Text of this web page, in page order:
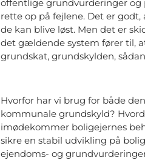
offentlige grundvurderinger og
rette op på fejlene. Det er
de kan blive løst. Men det er
det gældende system fører til,
grundskat, grundskylden,
Hvorfor har vi brug for både
kommunale grundskyld?
imødekommer boligejernes
sikre en stabil udvikling på
ejendoms- og